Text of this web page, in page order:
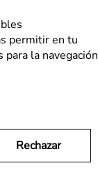
permitir en tu
la navegación
Rechazar